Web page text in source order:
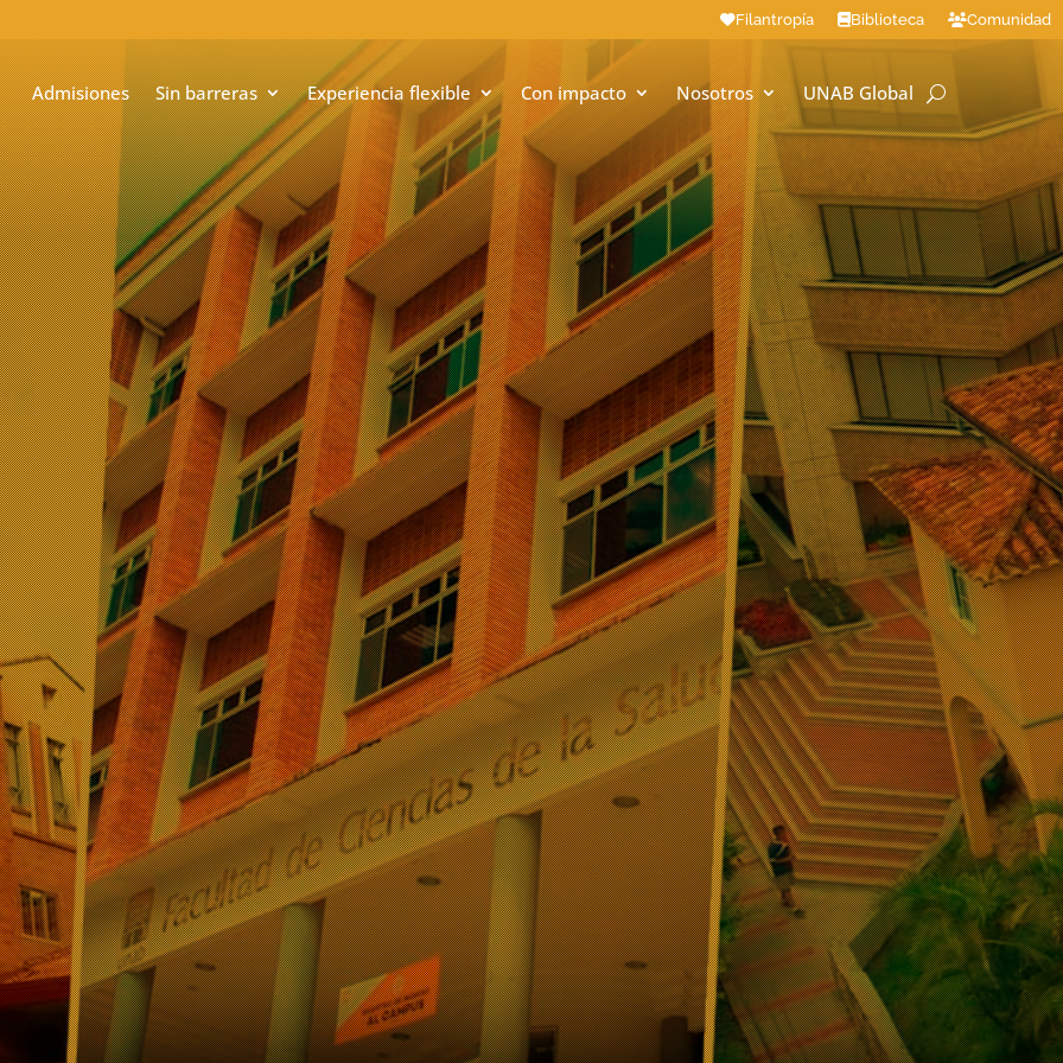
Filantropía Biblioteca Comunidad
Admisiones Sin barreras Experiencia flexible Con impacto Nosotros UNAB Global